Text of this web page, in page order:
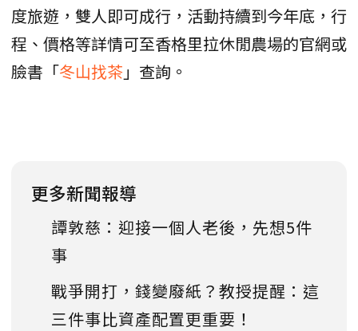
度旅遊，雙人即可成行，活動持續到今年底，行
程、價格等詳情可至香格里拉休閒農場的官網或
臉書「冬山找茶 」查詢。
更多新聞報導
譚敦慈：迎接一個人老後，先想5件
事
戰爭開打，錢變廢紙？教授提醒：這
三件事比資產配置更重要！